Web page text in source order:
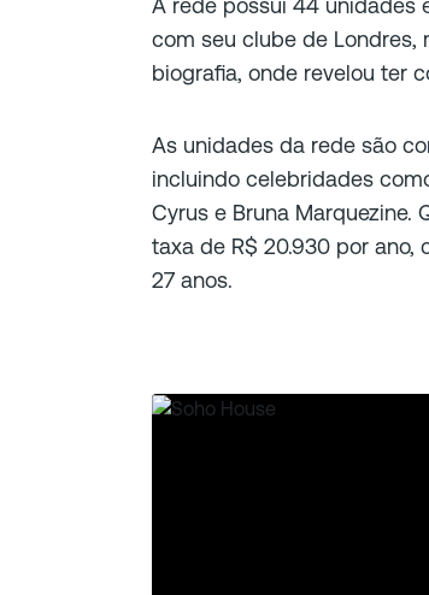
A rede possui 44 unidades
com seu clube de Londres,
biografia, onde revelou ter
As unidades da rede são
incluindo celebridades
Cyrus e Bruna Marquezine.
taxa de R$ 20.930 por
27 anos.